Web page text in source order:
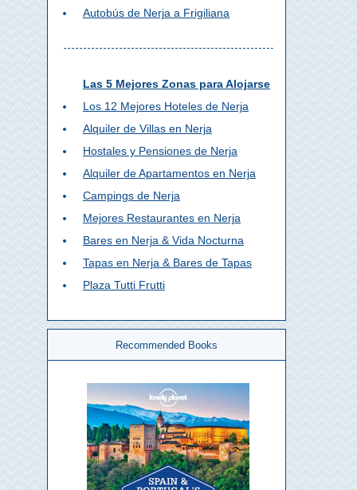
Autobús de Nerja a Frigiliana
Las 5 Mejores Zonas para Alojarse
Los 12 Mejores Hoteles de Nerja
Alquiler de Villas en Nerja
Hostales y Pensiones de Nerja
Alquiler de Apartamentos en Nerja
Campings de Nerja
Mejores Restaurantes en Nerja
Bares en Nerja & Vida Nocturna
Tapas en Nerja & Bares de Tapas
Plaza Tutti Frutti
Recommended Books